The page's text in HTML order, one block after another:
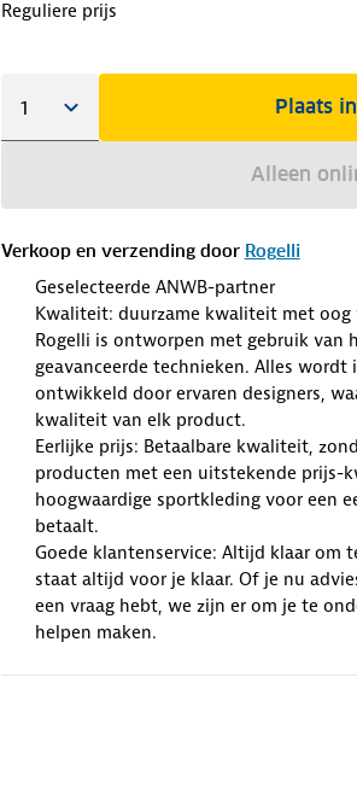
Reguliere prijs
Plaats
Alleen
Verkoop en verzending door Rogelli
Geselecteerde ANWB-partner
Kwaliteit: duurzame kwaliteit met
Rogelli is ontworpen met gebruik van
geavanceerde technieken. Alles
ontwikkeld door ervaren designers,
kwaliteit van elk product.
Eerlijke prijs: Betaalbare kwaliteit,
producten met een uitstekende prijs-
hoogwaardige sportkleding voor een
betaalt.
Goede klantenservice: Altijd klaar om
staat altijd voor je klaar. Of je nu
een vraag hebt, we zijn er om je te
helpen maken.